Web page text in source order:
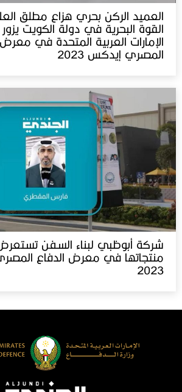
العميد الركن بحري هزاع مطلق
القوة البحرية في دولة الكويت
الإمارات العربية المتحدة في معرض
المصري إيدكس 2023
شركة أبوظبي لبناء السفن
منتجاتها في معرض الدفاع
2023